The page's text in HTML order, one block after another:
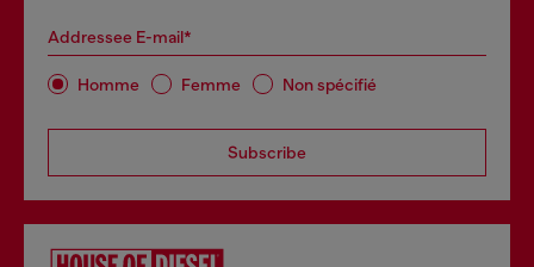
Addressee E-mail*
Homme Femme Non spécifié
Subscribe